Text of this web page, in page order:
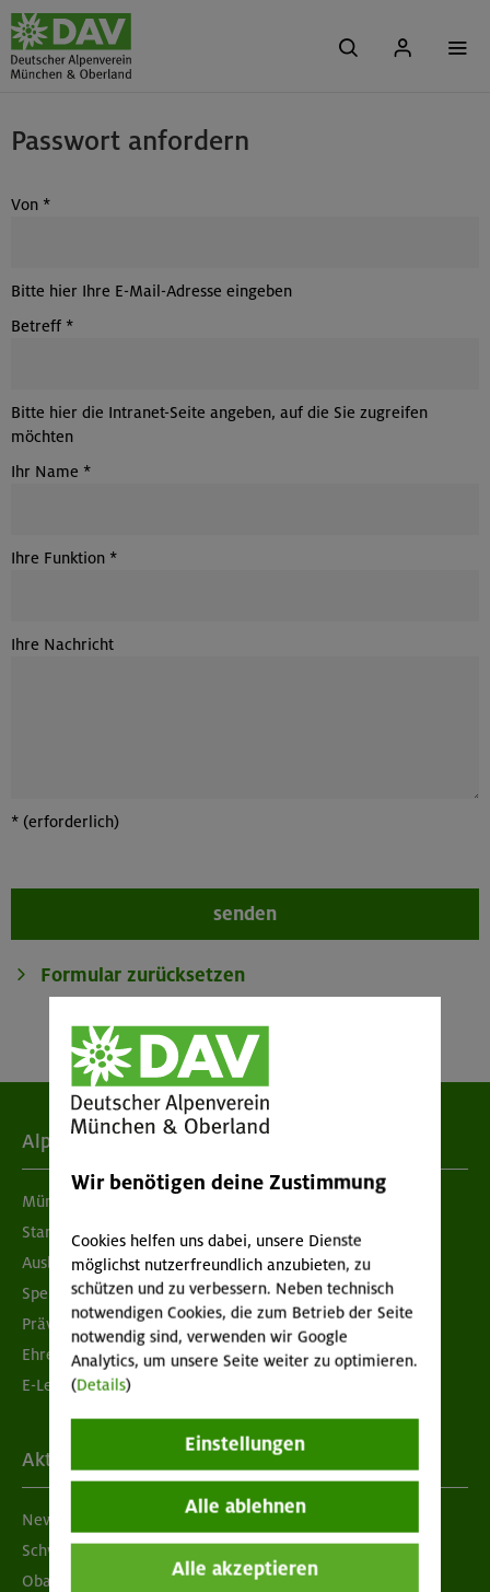
Passwort anfordern
Von *
Bitte hier Ihre E-Mail-Adresse eingeben
Betreff *
Bitte hier die Intranet-Seite angeben, auf die Sie zugreifen
möchten
Ihr Name *
Ihre Funktion *
Ihre Nachricht
* (erforderlich)
Alpenverein
München & Oberland
Standorte
Ausbildung & Jobs
Spenden
Prävention sexualisierter Gewalt
Ehrenamtsbörse
E-Learning
Aktuelles
Newsletter
Schwarzes Brett
Obacht geben!
Wir benötigen deine Zustimmung
Cookies helfen uns dabei, unsere Dienste
möglichst nutzerfreundlich anzubieten, zu
schützen und zu verbessern. Neben technisch
notwendigen Cookies, die zum Betrieb der Seite
notwendig sind, verwenden wir Google
Analytics, um unsere Seite weiter zu optimieren.
(Details)
Einstellungen
Alle ablehnen
Alle akzeptieren